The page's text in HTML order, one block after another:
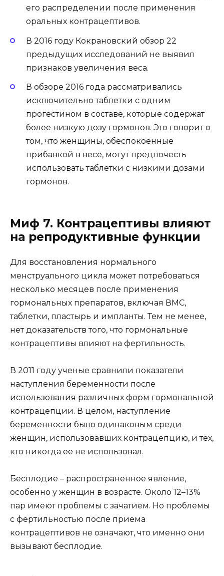
его распределении после применения
оральных контрацептивов.
В 2016 году Кокрановский обзор 22
предыдущих исследований не выявил
признаков увеличения веса.
В обзоре 2016 года рассматривались
исключительно таблетки с одним
прогестином в составе, которые содержат
более низкую дозу гормонов. Это говорит о
том, что женщины, обеспокоенные
прибавкой в весе, могут предпочесть
использовать таблетки с низкими дозами
гормонов.
Миф 7. Контрацептивы влияют
на репродуктивные функции
Для восстановления нормального
менструального цикла может потребоваться
несколько месяцев после применения
гормональных препаратов, включая ВМС,
таблетки, пластырь и импланты. Тем не менее,
нет доказательств того, что гормональные
контрацептивы влияют на фертильность.
В 2011 году ученые сравнили показатели
наступления беременности после
использования различных форм гормональной
контрацепции. В целом, наступление
беременности было одинаковым среди
женщин, использовавших контрацепцию, и тех,
кто никогда ее не использовал.
Бесплодие – распространенное явление,
особенно у женщин в возрасте. Около 12–13%
пар имеют проблемы с зачатием. Но проблемы
с фертильностью после приема
контрацептивов не означают, что именно они
вызывают бесплодие.